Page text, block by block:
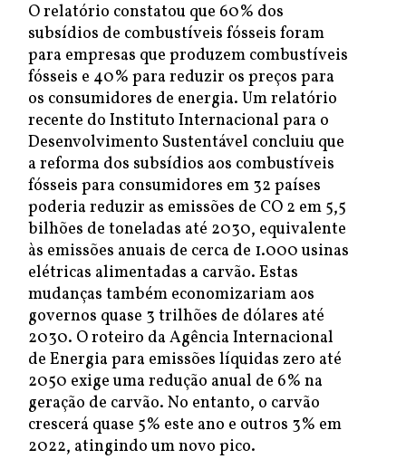
O relatório constatou que 60% dos
subsídios de combustíveis fósseis foram
para empresas que produzem combustíveis
fósseis e 40% para reduzir os preços para
os consumidores de energia. Um relatório
recente do Instituto Internacional para o
Desenvolvimento Sustentável concluiu que
a reforma dos subsídios aos combustíveis
fósseis para consumidores em 32 países
poderia reduzir as emissões de CO 2 em 5,5
bilhões de toneladas até 2030, equivalente
às emissões anuais de cerca de 1.000 usinas
elétricas alimentadas a carvão. Estas
mudanças também economizariam aos
governos quase 3 trilhões de dólares até
2030. O roteiro da Agência Internacional
de Energia para emissões líquidas zero até
2050 exige uma redução anual de 6% na
geração de carvão. No entanto, o carvão
crescerá quase 5% este ano e outros 3% em
2022, atingindo um novo pico.